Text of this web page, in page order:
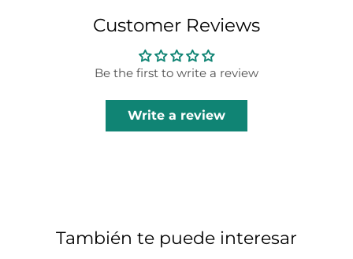
Customer Reviews
Be the first to write a review
Write a review
También te puede interesar